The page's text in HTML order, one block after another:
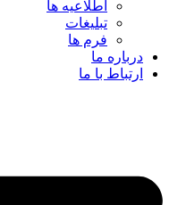
اطلاعیه ها
تبلیغات
فرم ها
درباره ما
ارتباط با ما